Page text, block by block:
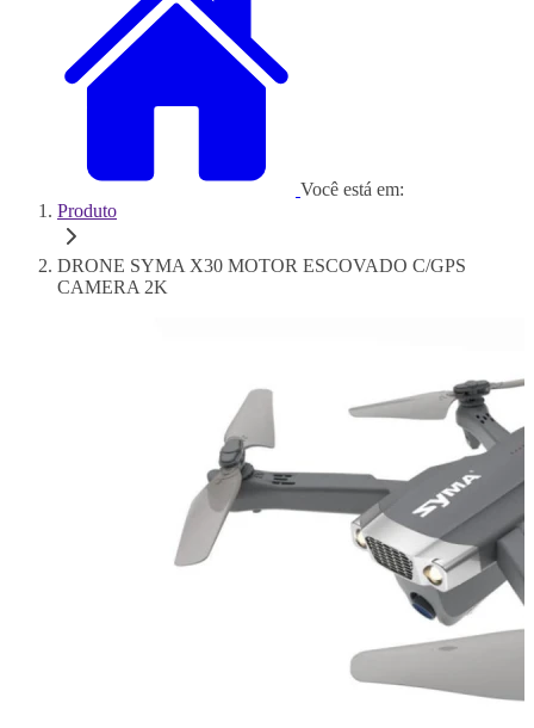
Você está em:
Produto
DRONE SYMA X30 MOTOR ESCOVADO C/GPS
CAMERA 2K